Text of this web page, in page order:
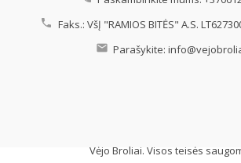
 Faks.: VšĮ "RAMIOS BITĖS" A.S.
 Parašykite:
Vėjo Broliai. Visos teisės